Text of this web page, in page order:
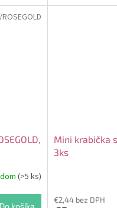
(>5 ks)
Mini krabička
3ks
€2,44 bez DPH